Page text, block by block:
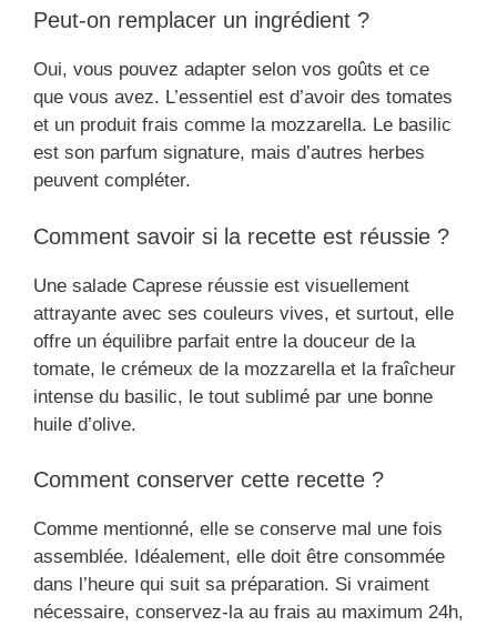
Peut-on remplacer un ingrédient ?
Oui, vous pouvez adapter selon vos goûts et ce
que vous avez. L’essentiel est d’avoir des tomates
et un produit frais comme la mozzarella. Le basilic
est son parfum signature, mais d’autres herbes
peuvent compléter.
Comment savoir si la recette est réussie ?
Une salade Caprese réussie est visuellement
attrayante avec ses couleurs vives, et surtout, elle
offre un équilibre parfait entre la douceur de la
tomate, le crémeux de la mozzarella et la fraîcheur
intense du basilic, le tout sublimé par une bonne
huile d’olive.
Comment conserver cette recette ?
Comme mentionné, elle se conserve mal une fois
assemblée. Idéalement, elle doit être consommée
dans l’heure qui suit sa préparation. Si vraiment
nécessaire, conservez-la au frais au maximum 24h,